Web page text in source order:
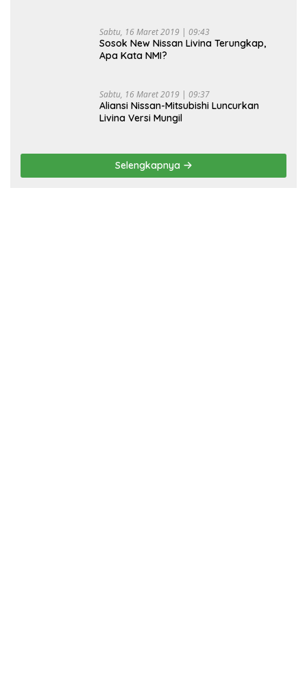
Sabtu, 16 Maret 2019 | 09:43
Sosok New Nissan Livina Terungkap,
Apa Kata NMI?
Sabtu, 16 Maret 2019 | 09:37
Aliansi Nissan-Mitsubishi Luncurkan
Livina Versi Mungil
Selengkapnya